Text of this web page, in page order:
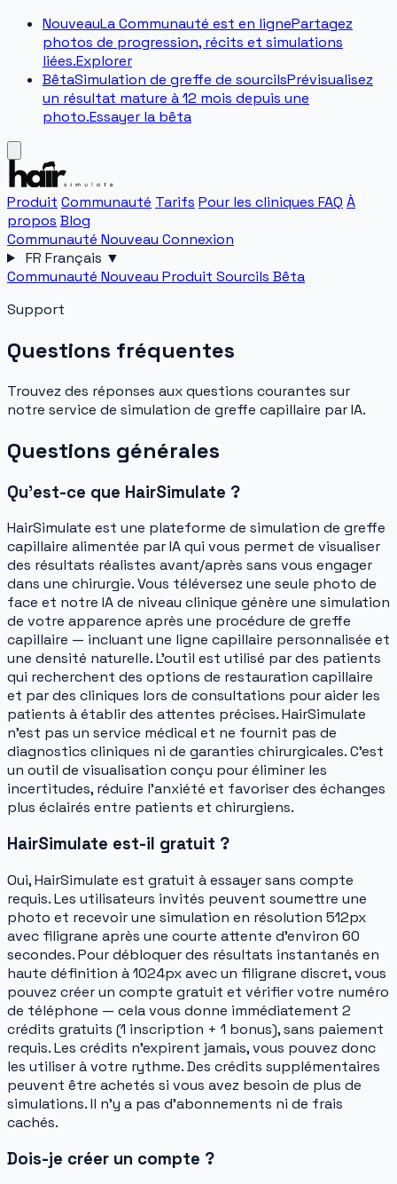
NouveauLa Communauté est en lignePartagez
photos de progression, récits et simulations
liées.Explorer
BêtaSimulation de greffe de sourcilsPrévisualisez
un résultat mature à 12 mois depuis une
photo.Essayer la bêta
Produit Communauté Tarifs Pour les cliniques FAQ À
propos Blog
Communauté Nouveau Connexion
FR Français ▼
Communauté Nouveau Produit Sourcils Bêta
Support
Questions fréquentes
Trouvez des réponses aux questions courantes sur
notre service de simulation de greffe capillaire par IA.
Questions générales
Qu'est-ce que HairSimulate ?
HairSimulate est une plateforme de simulation de greffe
capillaire alimentée par IA qui vous permet de visualiser
des résultats réalistes avant/après sans vous engager
dans une chirurgie. Vous téléversez une seule photo de
face et notre IA de niveau clinique génère une simulation
de votre apparence après une procédure de greffe
capillaire — incluant une ligne capillaire personnalisée et
une densité naturelle. L'outil est utilisé par des patients
qui recherchent des options de restauration capillaire
et par des cliniques lors de consultations pour aider les
patients à établir des attentes précises. HairSimulate
n'est pas un service médical et ne fournit pas de
diagnostics cliniques ni de garanties chirurgicales. C'est
un outil de visualisation conçu pour éliminer les
incertitudes, réduire l'anxiété et favoriser des échanges
plus éclairés entre patients et chirurgiens.
HairSimulate est-il gratuit ?
Oui, HairSimulate est gratuit à essayer sans compte
requis. Les utilisateurs invités peuvent soumettre une
photo et recevoir une simulation en résolution 512px
avec filigrane après une courte attente d'environ 60
secondes. Pour débloquer des résultats instantanés en
haute définition à 1024px avec un filigrane discret, vous
pouvez créer un compte gratuit et vérifier votre numéro
de téléphone — cela vous donne immédiatement 2
crédits gratuits (1 inscription + 1 bonus), sans paiement
requis. Les crédits n'expirent jamais, vous pouvez donc
les utiliser à votre rythme. Des crédits supplémentaires
peuvent être achetés si vous avez besoin de plus de
simulations. Il n'y a pas d'abonnements ni de frais
cachés.
Dois-je créer un compte ?